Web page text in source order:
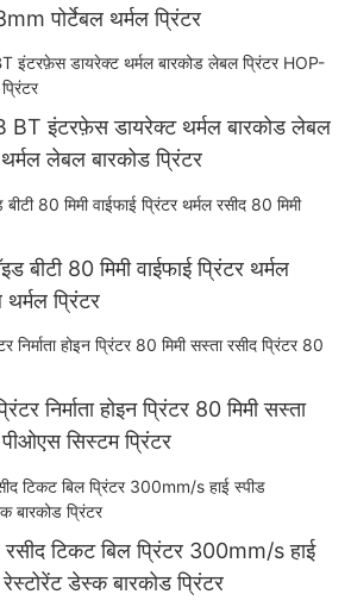
पोर्टेबल थर्मल प्रिंटर
इंटरफ़ेस डायरेक्ट थर्मल बारकोड लेबल
लेबल बारकोड प्रिंटर
बीटी 80 मिमी वाईफाई प्रिंटर थर्मल
थर्मल प्रिंटर
निर्माता होइन प्रिंटर 80 मिमी सस्ता
पीओएस सिस्टम प्रिंटर
टिकट बिल प्रिंटर 300mm/s हाई
डेस्क बारकोड प्रिंटर